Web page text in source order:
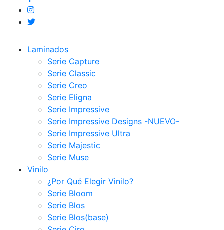
Laminados
Serie Capture
Serie Classic
Serie Creo
Serie Eligna
Serie Impressive
Serie Impressive Designs -NUEVO-
Serie Impressive Ultra
Serie Majestic
Serie Muse
Vinilo
¿Por Qué Elegir Vinilo?
Serie Bloom
Serie Blos
Serie Blos(base)